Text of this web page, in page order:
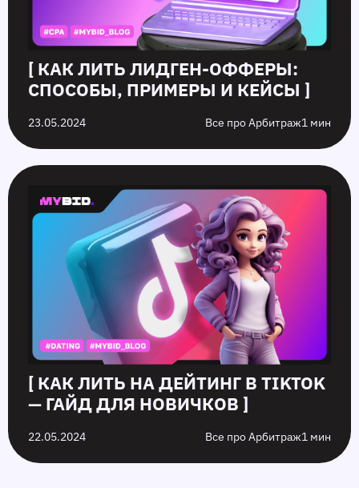
[ КАК ЛИТЬ ЛИДГЕН-ОФФЕРЫ:
СПОСОБЫ, ПРИМЕРЫ И КЕЙСЫ ]
23.05.2024 Все про Арбитраж1 мин
[ КАК ЛИТЬ НА ДЕЙТИНГ В TIKTOK
— ГАЙД ДЛЯ НОВИЧКОВ ]
22.05.2024 Все про Арбитраж1 мин